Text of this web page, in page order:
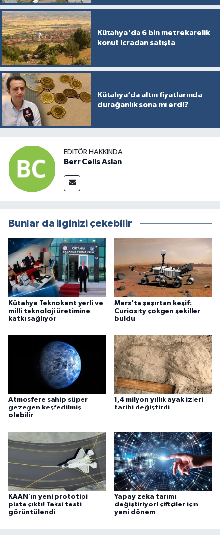
Kütahya'da 6 bin metrekarelik
konut icradan satışta
Kütahya’da altın fiyatlarında
durağanlık sona mı erdi?
EDITÖR HAKKINDA
Berr Celis Aslan
Bunlar da ilginizi çekebilir
Kütahya Teknokent yerli ve
milli teknoloji üretimine
katkı sağlıyor
Mars'ta şaşırtan keşif:
Curiosity çokgen şekiller
buldu
Atmosfere sahip süper
gezegen keşfedilmiş
olabilir
1,4 milyon yıllık ayak izleri
tarihi değiştirdi
KAAN'ın yeni prototipi
piste çıktı! Taksi testi
görüntülendi
Yapay zeka tarımı
değiştiriyor! çiftçiler için
yeni dönem